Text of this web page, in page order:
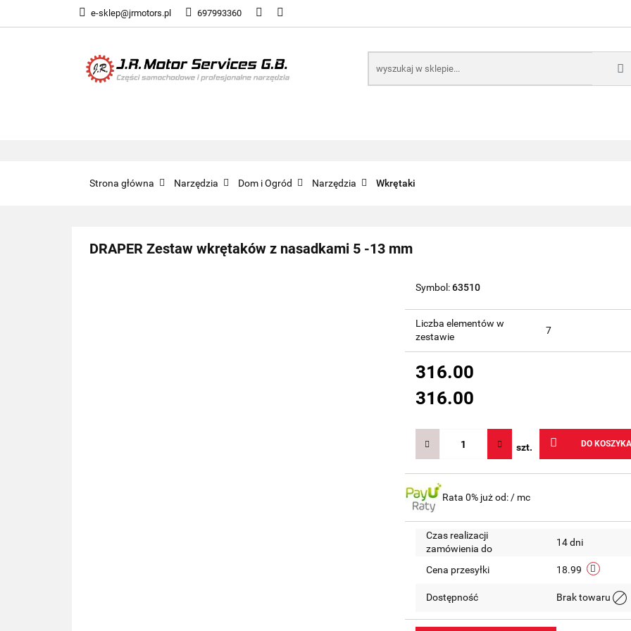
e-sklep@jrmotors.pl 697993360
UKŁADY PALIWOWE
KOMPONENTY ELEKTRONICZNE B2B
Strona główna Narzędzia Dom i Ogród Narzędzia Wkrętaki
DRAPER Zestaw wkrętaków z nasadkami 5 -13 mm
Symbol:63510
Liczba elementów w
zestawie
7
316.00
316.00
szt. DO KOSZYKA
Rata 0% już od: / mc
Czas realizacji
zamówienia do
14 dni
Cena przesyłki 18.99
Dostępność Brak towaru